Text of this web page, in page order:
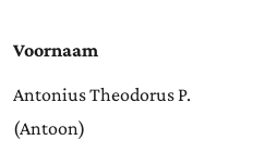
Voornaam
Antonius Theodorus P.
(Antoon)